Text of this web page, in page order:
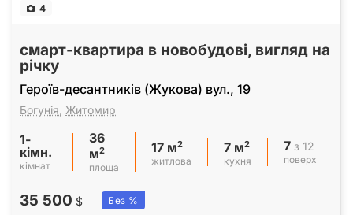
4
смарт-квартира в новобудові, вигляд на
річку
Героїв-десантників (Жукова) вул., 19
Богунія Житомир
1-
кімн.
кімнат
36
м2
площа
17 м2
житлова
7 м2
кухня
7 з 12
поверх
35 500 $ Без %